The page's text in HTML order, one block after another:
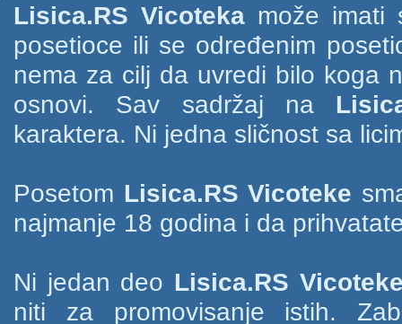
Lisica.RS Vicotekamože imati
posetioce ili se određenim
nema za cilj da uvredi bilo koga
osnovi. Sav sadržaj na
karaktera. Ni jedna sličnost sa
Posetom Lisica.RS Vicoteke
najmanje 18 godina i da
Ni jedan deo Lisica.RS
niti za promovisanje istih.